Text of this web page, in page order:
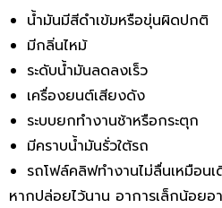
น้ำมันมีสีดำเข้มหรือขุ่นผิดปกติ
มีกลิ่นไหม้
ระดับน้ำมันลดลงเร็ว
เครื่องยนต์เสียงดัง
ระบบยกทำงานช้าหรือกระตุก
มีคราบน้ำมันรั่วใต้รถ
รถโฟล์คลิฟทำงานไม่ลื่นเหมือนเ
หากปล่อยไว้นาน อาการเล็กน้อยอ